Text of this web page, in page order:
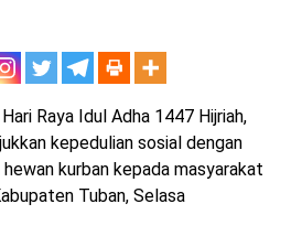
Raya Idul Adha 1447 Hijriah,
kepedulian sosial dengan
kurban kepada masyarakat
Tuban, Selasa